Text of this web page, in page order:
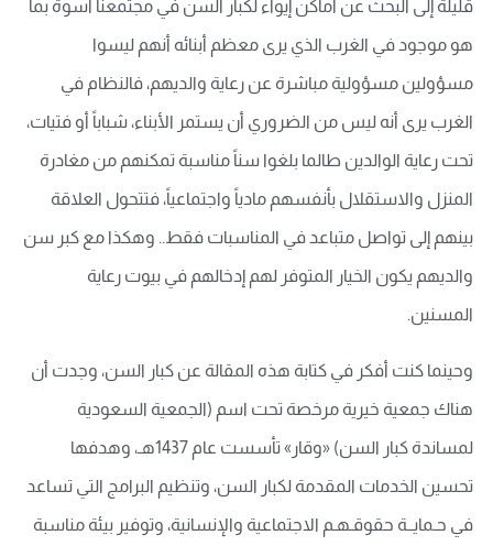
قليلة إلى البحث عن أماكن إيواء لكبار السن في مجتمعنا أسوة بما
هو موجود في الغرب الذي يرى معظم أبنائه أنهم ليسوا
مسؤولين مسؤولية مباشرة عن رعاية والديهم، فالنظام في
الغرب يرى أنه ليس من الضروري أن يستمر الأبناء، شباباً أو فتيات،
تحت رعاية الوالدين طالما بلغوا سناً مناسبة تمكنهم من مغادرة
المنزل والاستقلال بأنفسهم مادياً واجتماعياً، فتتحول العلاقة
بينهم إلى تواصل متباعد في المناسبات فقط.. وهكذا مع كبر سن
والديهم يكون الخيار المتوفر لهم إدخالهم في بيوت رعاية
المسنين.
وحينما كنت أفكر في كتابة هذه المقالة عن كبار السن، وجدت أن
هناك جمعية خيرية مرخصة تحت اسم (الجمعية السعودية
لمساندة كبار السن) «وقار» تأسست عام 1437هـ، وهدفها
تحسين الخدمات المقدمة لكبار السن، وتنظيم البرامج التي تساعد
في حـمايــة حقوقـهـم الاجتماعية والإنسانية، وتوفير بيئة مناسبة